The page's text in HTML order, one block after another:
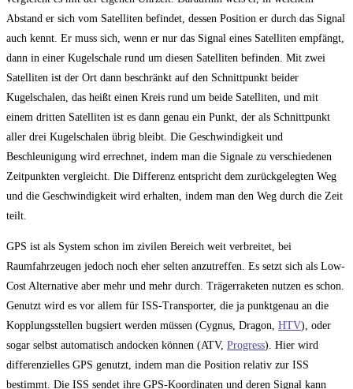
Abstand er sich vom Satelliten befindet, dessen Position er durch das Signal
auch kennt. Er muss sich, wenn er nur das Signal eines Satelliten empfängt,
dann in einer Kugelschale rund um diesen Satelliten befinden. Mit zwei
Satelliten ist der Ort dann beschränkt auf den Schnittpunkt beider
Kugelschalen, das heißt einen Kreis rund um beide Satelliten, und mit
einem dritten Satelliten ist es dann genau ein Punkt, der als Schnittpunkt
aller drei Kugelschalen übrig bleibt. Die Geschwindigkeit und
Beschleunigung wird errechnet, indem man die Signale zu verschiedenen
Zeitpunkten vergleicht. Die Differenz entspricht dem zurückgelegten Weg
und die Geschwindigkeit wird erhalten, indem man den Weg durch die Zeit
teilt.
GPS ist als System schon im zivilen Bereich weit verbreitet, bei
Raumfahrzeugen jedoch noch eher selten anzutreffen. Es setzt sich als Low-
Cost Alternative aber mehr und mehr durch. Trägerraketen nutzen es schon.
Genutzt wird es vor allem für ISS-Transporter, die ja punktgenau an die
Kopplungsstellen bugsiert werden müssen (Cygnus, Dragon, HTV), oder
sogar selbst automatisch andocken können (ATV, Progress). Hier wird
differenzielles GPS genutzt, indem man die Position relativ zur ISS
bestimmt. Die ISS sendet ihre GPS-Koordinaten und deren Signal kann